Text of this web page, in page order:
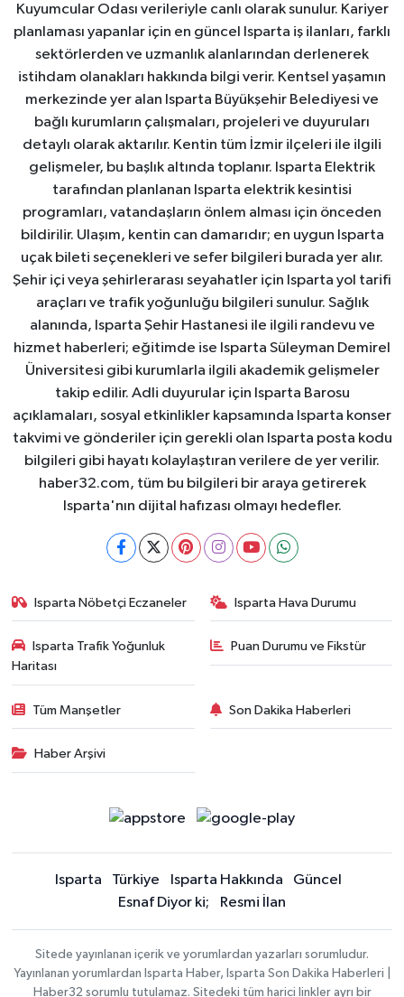
Kuyumcular Odası verileriyle canlı olarak sunulur. Kariyer
planlaması yapanlar için en güncel Isparta iş ilanları, farklı
sektörlerden ve uzmanlık alanlarından derlenerek
istihdam olanakları hakkında bilgi verir. Kentsel yaşamın
merkezinde yer alan Isparta Büyükşehir Belediyesi ve
bağlı kurumların çalışmaları, projeleri ve duyuruları
detaylı olarak aktarılır. Kentin tüm İzmir ilçeleri ile ilgili
gelişmeler, bu başlık altında toplanır. Isparta Elektrik
tarafından planlanan Isparta elektrik kesintisi
programları, vatandaşların önlem alması için önceden
bildirilir. Ulaşım, kentin can damarıdır; en uygun Isparta
uçak bileti seçenekleri ve sefer bilgileri burada yer alır.
Şehir içi veya şehirlerarası seyahatler için Isparta yol tarifi
araçları ve trafik yoğunluğu bilgileri sunulur. Sağlık
alanında, Isparta Şehir Hastanesi ile ilgili randevu ve
hizmet haberleri; eğitimde ise Isparta Süleyman Demirel
Üniversitesi gibi kurumlarla ilgili akademik gelişmeler
takip edilir. Adli duyurular için Isparta Barosu
açıklamaları, sosyal etkinlikler kapsamında Isparta konser
takvimi ve gönderiler için gerekli olan Isparta posta kodu
bilgileri gibi hayatı kolaylaştıran verilere de yer verilir.
haber32.com, tüm bu bilgileri bir araya getirerek
Isparta'nın dijital hafızası olmayı hedefler.
Isparta Nöbetçi Eczaneler Isparta Hava Durumu
Isparta Trafik Yoğunluk
Haritası
Puan Durumu ve Fikstür
Tüm Manşetler Son Dakika Haberleri
Haber Arşivi
Isparta Türkiye Isparta Hakkında
Güncel
Esnaf Diyor ki;
Resmi İlan
Sitede yayınlanan içerik ve yorumlardan yazarları sorumludur.
Yayınlanan yorumlardan Isparta Haber, Isparta Son Dakika Haberleri |
Haber32 sorumlu tutulamaz. Sitedeki tüm harici linkler ayrı bir